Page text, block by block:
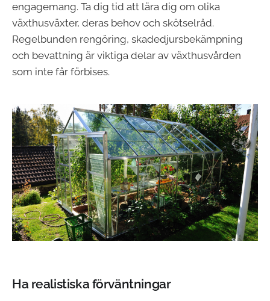
engagemang. Ta dig tid att lära dig om olika
växthusväxter, deras behov och skötselråd.
Regelbunden rengöring, skadedjursbekämpning
och bevattning är viktiga delar av växthusvården
som inte får förbises.
Ha realistiska förväntningar